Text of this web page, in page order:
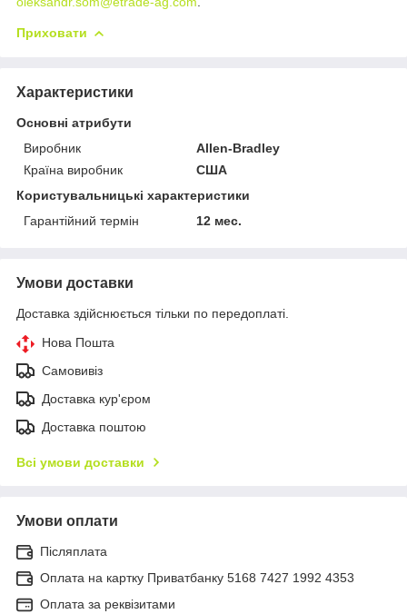
Приховати
Характеристики
Основні атрибути
Виробник
Allen-Bradley
Країна виробник
США
Користувальницькі характеристики
Гарантійний термін
12 мес.
Умови доставки
Доставка здійснюється тільки по передоплаті.
Нова Пошта
Самовивіз
Доставка кур'єром
Доставка поштою
Всі умови доставки
Умови оплати
Післяплата
Оплата на картку Приватбанку 5168 7427 1992 4353
Оплата за реквізитами